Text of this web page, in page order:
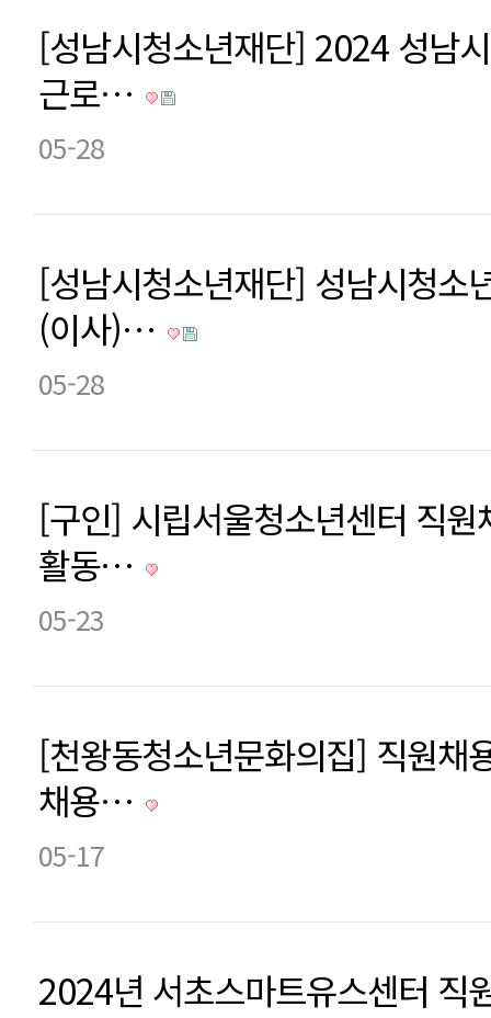
[성남시청소년재단] 2024 성남
근로…
05-28
[성남시청소년재단] 성남시청소
(이사)…
05-28
[구인] 시립서울청소년센터 직
활동…
05-23
[천왕동청소년문화의집] 직원채
채용…
05-17
2024년 서초스마트유스센터 직